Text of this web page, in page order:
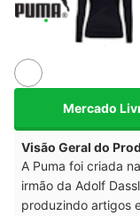
Mercado
Visão Geral do
A Puma foi criada
irmão da Adolf
produzindo artigos